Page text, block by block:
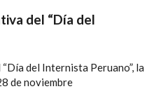
del “Día del
del Internista Peruano”, la
de noviembre